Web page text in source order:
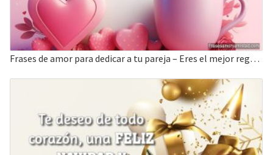
Frases de amor para dedicar a tu pareja – Eres el mejor regalo